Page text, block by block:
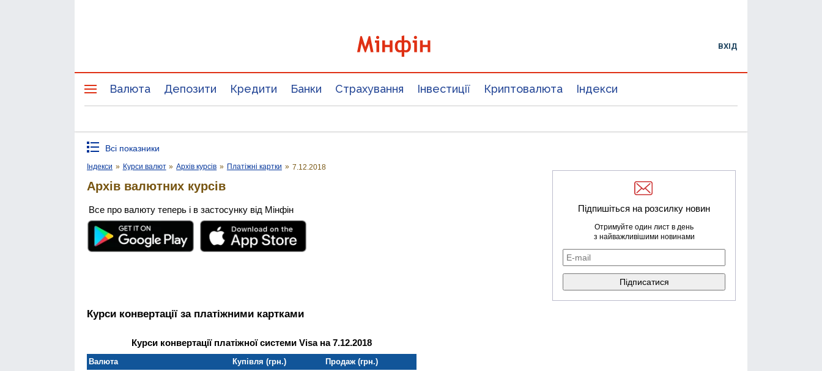
ВХІД
Валюта Депозити Кредити Банки Страхування Інвестиції Криптовалюта Індекси
Всі показники
Індекси » Курси валют » Архів курсів » Платіжні картки » 7.12.2018
Архів валютних курсів
Все про валюту теперь і в застосунку від Мінфін
Курси конвертації за платіжними картками
Курси конвертації платіжної системи Visa на 7.12.2018
Валюта Купівля (грн.)
Продаж (грн.)
Підпишіться на розсилку новин
Отримуйте один лист в день
з найважливішими новинами